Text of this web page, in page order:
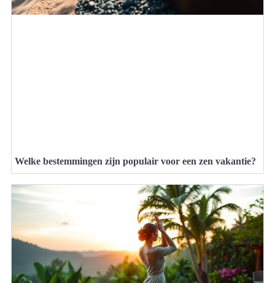
Welke bestemmingen zijn populair voor een zen vakantie?